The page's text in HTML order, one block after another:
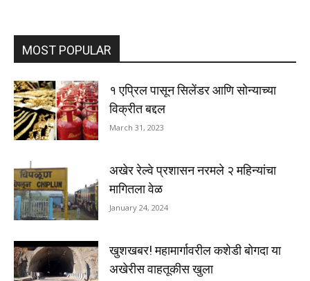
MOST POPULAR
१ एप्रिल पासून सिलेंडर आणि सोन्याच्या
विक्रीत बद्दल
March 31, 2023
अखेर रेल्वे प्रशासन नरमले २ महिन्यांचा
मागितला वेळ
January 24, 2024
खुशखबर! महामार्गावरील कशेडी बोगदा या
अखेरीस वाहतूकीस खुला